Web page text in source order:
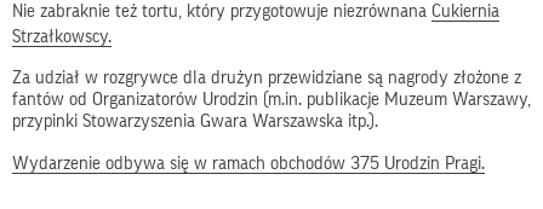
Nie zabraknie też tortu, który przygotowuje niezrównana Cukiernia
Strzałkowscy.
Za udział w rozgrywce dla drużyn przewidziane są nagrody złożone z
fantów od Organizatorów Urodzin (m.in. publikacje Muzeum Warszawy,
przypinki Stowarzyszenia Gwara Warszawska itp.).
Wydarzenie odbywa się w ramach obchodów 375 Urodzin Pragi.